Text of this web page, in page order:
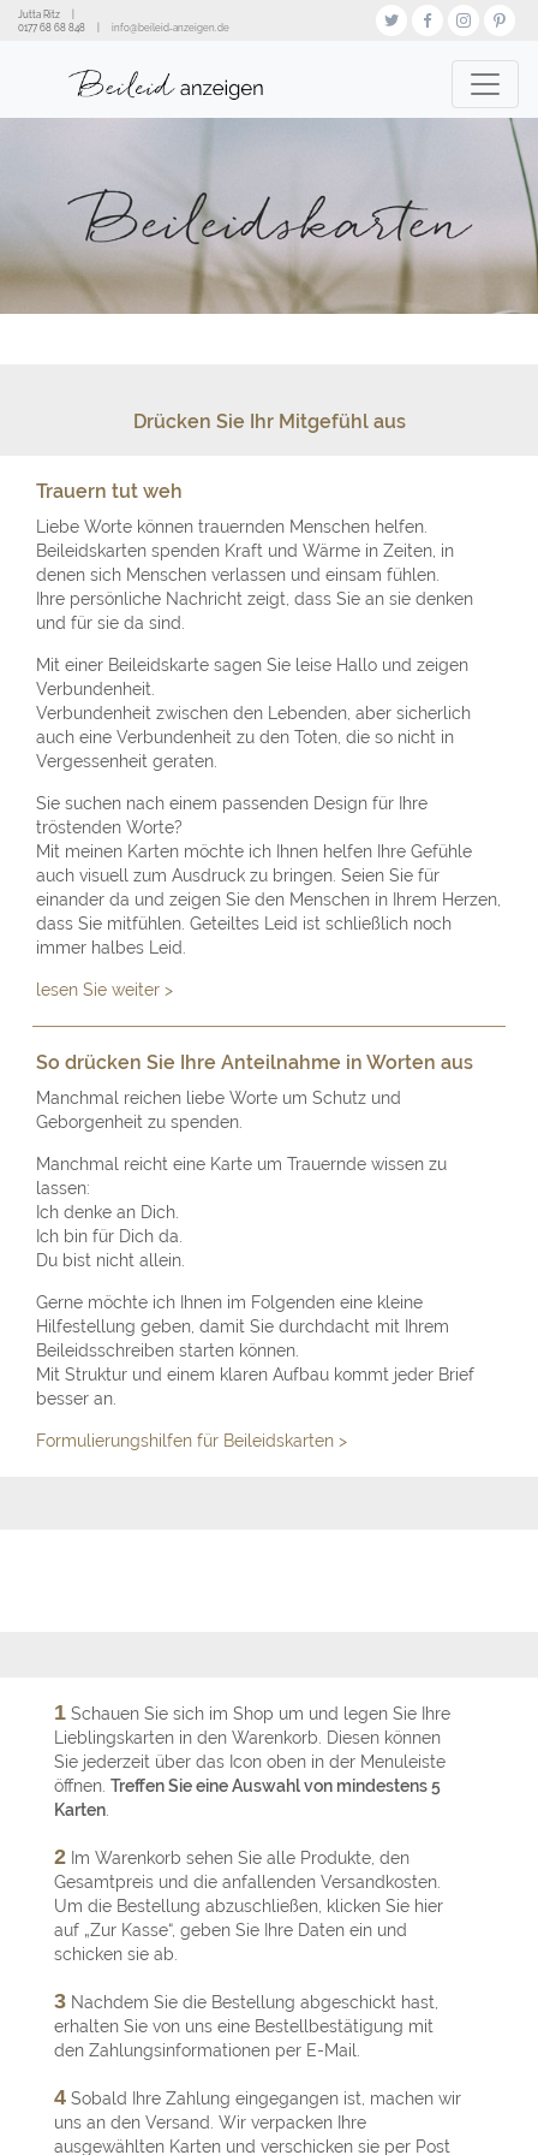
Direkt
zum
Jutta Ritz
0177 68 68 848
info@beileid‑anzeigen.de
Drücken Sie Ihr Mitgefühl aus
Trauern tut weh
Liebe Worte können trauernden Menschen helfen.
Beileidskarten spenden Kraft und Wärme in Zeiten, in
denen sich Menschen verlassen und einsam fühlen.
Ihre persönliche Nachricht zeigt, dass Sie an sie denken
und für sie da sind.
Mit einer Beileidskarte sagen Sie leise Hallo und zeigen
Verbundenheit.
Verbundenheit zwischen den Lebenden, aber sicherlich
auch eine Verbundenheit zu den Toten, die so nicht in
Vergessenheit geraten.
Sie suchen nach einem passenden Design für Ihre
tröstenden Worte?
Mit meinen Karten möchte ich Ihnen helfen Ihre Gefühle
auch visuell zum Ausdruck zu bringen. Seien Sie für
einander da und zeigen Sie den Menschen in Ihrem Herzen,
dass Sie mitfühlen. Geteiltes Leid ist schließlich noch
immer halbes Leid.
lesen Sie weiter >
So drücken Sie Ihre Anteilnahme in Worten aus
Manchmal reichen liebe Worte um Schutz und
Geborgenheit zu spenden.
Manchmal reicht eine Karte um Trauernde wissen zu
lassen:
Ich denke an Dich.
Ich bin für Dich da.
Du bist nicht allein.
Gerne möchte ich Ihnen im Folgenden eine kleine
Hilfestellung geben, damit Sie durchdacht mit Ihrem
Beileidsschreiben starten können.
Mit Struktur und einem klaren Aufbau kommt jeder Brief
besser an.
Formulierungshilfen für Beileidskarten >
1 Schauen Sie sich im Shop um und legen Sie Ihre
Lieblingskarten in den Warenkorb. Diesen können
Sie jederzeit über das Icon oben in der Menuleiste
öffnen. Treffen Sie eine Auswahl von mindestens 5
Karten
2 Im Warenkorb sehen Sie alle Produkte, den
Gesamtpreis und die anfallenden Versandkosten.
Um die Bestellung abzuschließen, klicken Sie hier
auf „Zur Kasse“, geben Sie Ihre Daten ein und
schicken sie ab.
3 Nachdem Sie die Bestellung abgeschickt hast,
erhalten Sie von uns eine Bestellbestätigung mit
den Zahlungsinformationen per E-Mail.
4 Sobald Ihre Zahlung eingegangen ist, machen wir
uns an den Versand. Wir verpacken Ihre
ausgewählten Karten und verschicken sie per Post